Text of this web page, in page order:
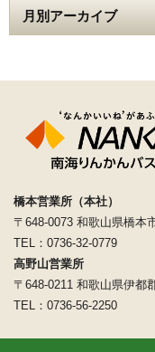
月別アーカイブ
橋本営業所（本社）
〒648-0073 和歌山県橋本
TEL：0736-32-0779
高野山営業所
〒648-0211 和歌山県伊都
TEL：0736-56-2250